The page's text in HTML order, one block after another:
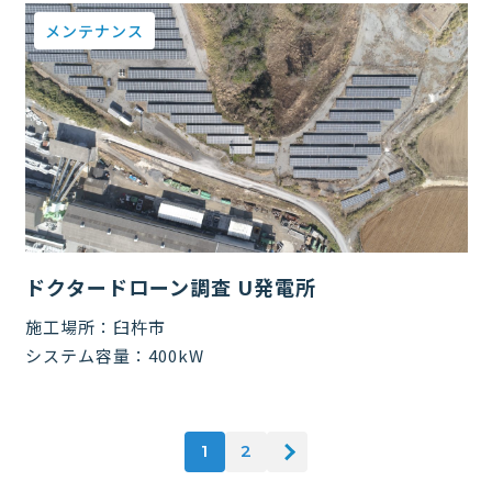
メンテナンス
ドクタードローン調査 U発電所
施工場所： 臼杵市
システム容量： 400kW
1 2